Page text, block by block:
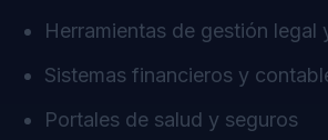
Herramientas de gestión legal
Sistemas financieros y
Portales de salud y seguros